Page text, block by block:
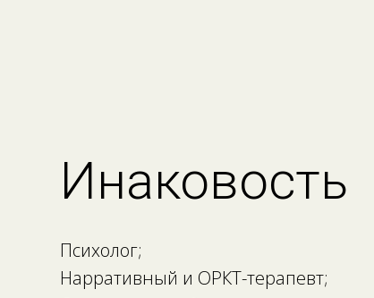
Инаковость
Психолог;
Нарративный и ОРКТ-терапевт;